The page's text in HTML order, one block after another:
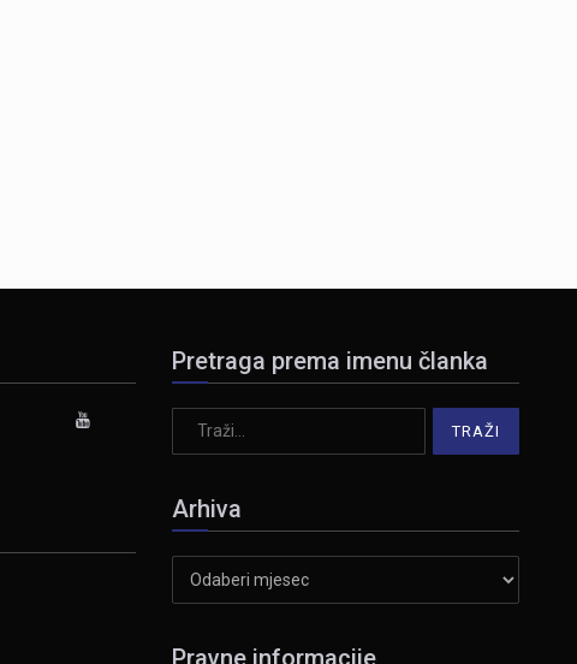
Pretraga prema imenu članka
Arhiva
Pravne informacije